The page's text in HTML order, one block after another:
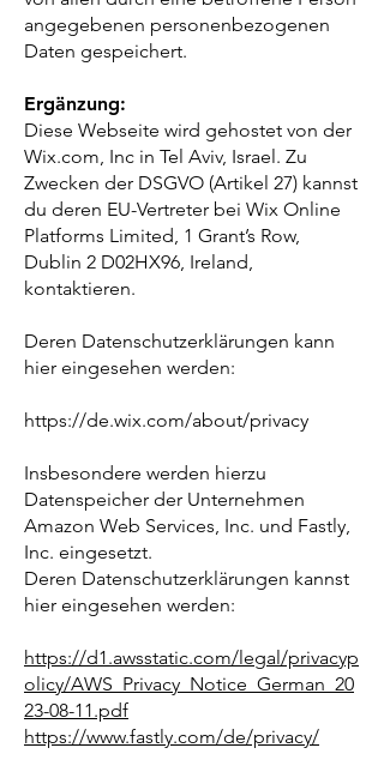
angegebenen personenbezogenen
Daten gespeichert.
Ergänzung:
Diese Webseite wird gehostet von der
Wix.com, Inc in Tel Aviv, Israel. Zu
Zwecken der DSGVO (Artikel 27) kannst
du deren EU-Vertreter bei Wix Online
Platforms Limited, 1 Grant’s Row,
Dublin 2 D02HX96, Ireland,
kontaktieren.
Deren Datenschutzerklärungen kann
hier eingesehen werden:
https://de.wix.com/about/privacy
Insbesondere werden hierzu
Datenspeicher der Unternehmen
Amazon Web Services, Inc. und Fastly,
Inc. eingesetzt.
Deren Datenschutzerklärungen kannst
hier eingesehen werden:
https://d1.awsstatic.com/legal/privacyp
olicy/AWS_Privacy_Notice_German_20
23-08-11.pdf
https://www.fastly.com/de/privacy/